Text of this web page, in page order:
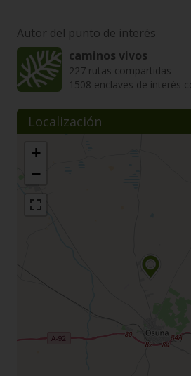
Autor del punto de interés
caminos vivos
227 rutas compartidas
1508 enclaves de interés
Localización
+
−